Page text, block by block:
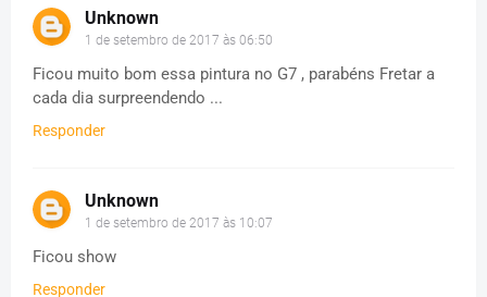
Unknown
1 de setembro de 2017 às 06:50
Ficou muito bom essa pintura no G7 , parabéns Fretar a
cada dia surpreendendo ...
Responder
Unknown
1 de setembro de 2017 às 10:07
Ficou show
Responder